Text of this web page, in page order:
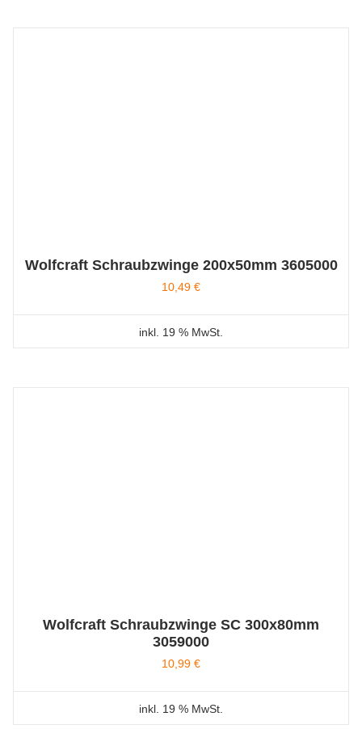
Wolfcraft Schraubzwinge 200x50mm 3605000
10,49 €
inkl. 19 % MwSt.
Wolfcraft Schraubzwinge SC 300x80mm
3059000
10,99 €
inkl. 19 % MwSt.